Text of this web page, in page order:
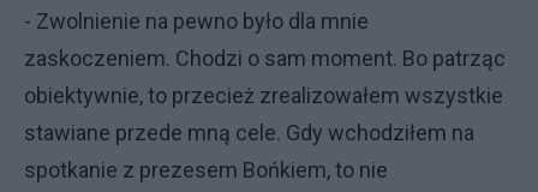
- Zwolnienie na pewno było dla mnie
zaskoczeniem. Chodzi o sam moment. Bo patrząc
obiektywnie, to przecież zrealizowałem wszystkie
stawiane przede mną cele. Gdy wchodziłem na
spotkanie z prezesem Bońkiem, to nie